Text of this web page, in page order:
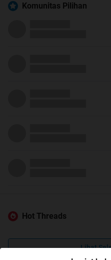
Komunitas Pilihan
Hot Threads
Lihat